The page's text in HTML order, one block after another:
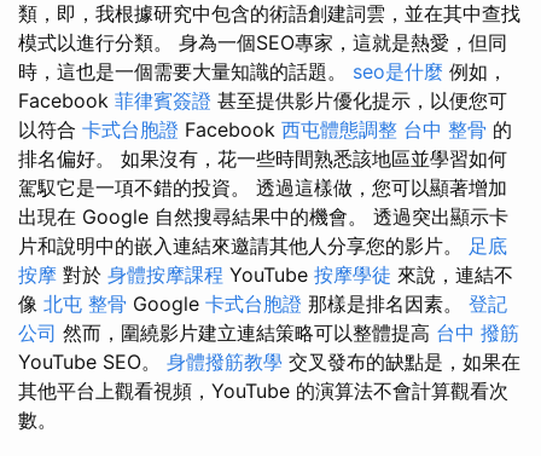
類，即，我根據研究中包含的術語創建詞雲，並在其中查找
模式以進行分類。 身為一個SEO專家，這就是熱愛，但同
時，這也是一個需要大量知識的話題。 seo是什麼 例如，
Facebook 菲律賓簽證 甚至提供影片優化提示，以便您可
以符合 卡式台胞證 Facebook 西屯體態調整 台中 整骨 的
排名偏好。 如果沒有，花一些時間熟悉該地區並學習如何
駕馭它是一項不錯的投資。 透過這樣做，您可以顯著增加
出現在 Google 自然搜尋結果中的機會。 透過突出顯示卡
片和說明中的嵌入連結來邀請其他人分享您的影片。 足底
按摩 對於 身體按摩課程 YouTube 按摩學徒 來說，連結不
像 北屯 整骨 Google 卡式台胞證 那樣是排名因素。 登記
公司 然而，圍繞影片建立連結策略可以整體提高 台中 撥筋
YouTube SEO。 身體撥筋教學 交叉發布的缺點是，如果在
其他平台上觀看視頻，YouTube 的演算法不會計算觀看次
數。